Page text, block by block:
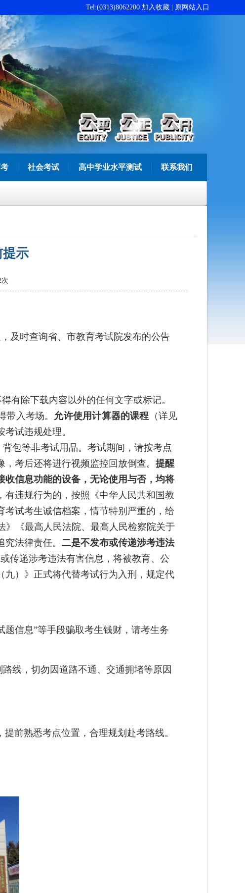
Tel:(0313)8062200 加入收藏 原网站入口
社会考试 高中学业水平测试 联系我们
提示
次
及时查询省、市教育考试院发布的公告
有除下载内容以外的任何文字或标记。
入考场。 允许使用计算器的课程 （详见
试违规处理。
包等非考试用品。 考试期间，请按考点
考后还将进行视频监控回放倒查。 提醒
信息功能的设备，无论使用与否，均将
违规行为的，按照《中华人民共和国教
试考生诚信档案，情节特别严重的，给
》《最高人民法院、最高人民检察院关于
法律责任。 二是不发布或传递涉考违法
传递涉考违法有害信息，将被教育、公
九）》正式将代替考试行为入刑，规定代
题信息”等手段骗取考生钱财，请考生务
线，切勿因道路不通、交通拥堵等原因
提前熟悉考点位置，合理规划赴考路线。